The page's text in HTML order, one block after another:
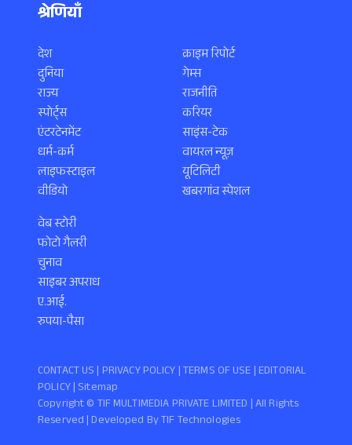
श्रेणियाँ
देश
दुनिया
राज्य
स्पोर्ट्स
एंटरटेनमेंट
धर्म-कर्म
लाइफस्टाइल
वीडियो
क्राइम रिपोर्ट
गेम्स
राजनीति
करियर
साइंस-टेक
वायरल न्यूज़
यूटिलिटी
खबरगांव स्पेशल
वेब स्टोरी
फोटो गैलरी
चुनाव
साइबर अपराध
ए.आई.
रुपया-पैसा
Copyright ©️ TIF MULTIMEDIA PRIVATE LIMITED | All Rights
Reserved | Developed ByTIF Technologies
CONTACT US | PRIVACY POLICY |TERMS OF USE | EDITORIAL
POLICY| Sitemap